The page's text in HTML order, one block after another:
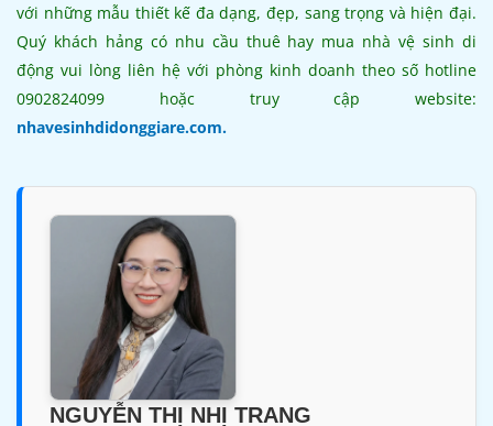
với những mẫu thiết kế đa dạng, đẹp, sang trọng và hiện đại.
Quý khách hảng có nhu cầu thuê hay mua nhà vệ sinh di
động vui lòng liên hệ với phòng kinh doanh theo số hotline
0902824099 hoặc truy cập website:
nhavesinhdidonggiare.com.
NGUYỄN THỊ NHỊ TRANG